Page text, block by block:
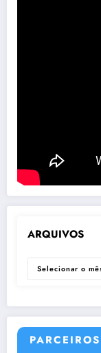
ARQUIVOS
ARQUIVOS
PARCEIROS